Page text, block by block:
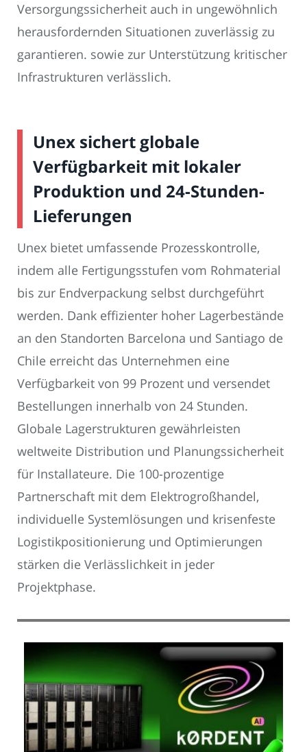
Versorgungssicherheit auch in ungewöhnlich
herausfordernden Situationen zuverlässig zu
garantieren. sowie zur Unterstützung kritischer
Infrastrukturen verlässlich.
Unex sichert globale
Verfügbarkeit mit lokaler
Produktion und 24-Stunden-
Lieferungen
Unex bietet umfassende Prozesskontrolle,
indem alle Fertigungsstufen vom Rohmaterial
bis zur Endverpackung selbst durchgeführt
werden. Dank effizienter hoher Lagerbestände
an den Standorten Barcelona und Santiago de
Chile erreicht das Unternehmen eine
Verfügbarkeit von 99 Prozent und versendet
Bestellungen innerhalb von 24 Stunden.
Globale Lagerstrukturen gewährleisten
weltweite Distribution und Planungssicherheit
für Installateure. Die 100-prozentige
Partnerschaft mit dem Elektrogroßhandel,
individuelle Systemlösungen und krisenfeste
Logistikpositionierung und Optimierungen
stärken die Verlässlichkeit in jeder
Projektphase.